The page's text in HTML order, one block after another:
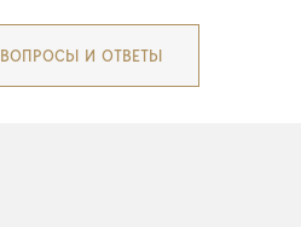
ВОПРОСЫ И ОТВЕТЫ